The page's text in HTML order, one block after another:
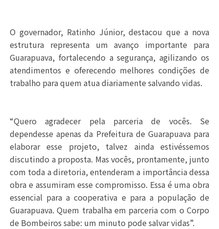
O governador, Ratinho Júnior, destacou que a nova
estrutura representa um avanço importante para
Guarapuava, fortalecendo a segurança, agilizando os
atendimentos e oferecendo melhores condições de
trabalho para quem atua diariamente salvando vidas.
“Quero agradecer pela parceria de vocês. Se
dependesse apenas da Prefeitura de Guarapuava para
elaborar esse projeto, talvez ainda estivéssemos
discutindo a proposta. Mas vocês, prontamente, junto
com toda a diretoria, entenderam a importância dessa
obra e assumiram esse compromisso. Essa é uma obra
essencial para a cooperativa e para a população de
Guarapuava. Quem trabalha em parceria com o Corpo
de Bombeiros sabe: um minuto pode salvar vidas”.